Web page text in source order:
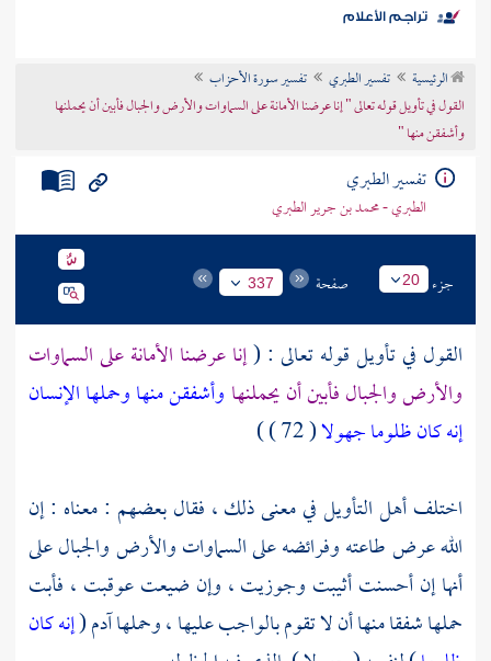
موضوعي
تراجم الأعلام
الرئيسية تفسير الطبري
تفسير سورة الأحزاب
القول في تأويل قوله تعالى " إنا عرضنا الأمانة على السماوات والأرض والجبال فأبين أن يحملنها
وأشفقن منها "
تفسير الطبري
الطبري - محمد بن جرير الطبري
جزء 20 صفحة 337
القول في تأويل قوله تعالى : (إنا عرضنا الأمانة على السماوات
والأرض والجبال فأبين أن يحملنها وأشفقن منها وحملها الإنسان
إنه كان ظلوما جهولا( 72 ) )
اختلف أهل التأويل في معنى ذلك ، فقال بعضهم : معناه : إن
الله عرض طاعته وفرائضه على السماوات والأرض والجبال على
أنها إن أحسنت أثيبت وجوزيت ، وإن ضيعت عوقبت ، فأبت
حملها شفقا منها أن لا تقوم بالواجب عليها ، وحملهاآدم(إنه كان